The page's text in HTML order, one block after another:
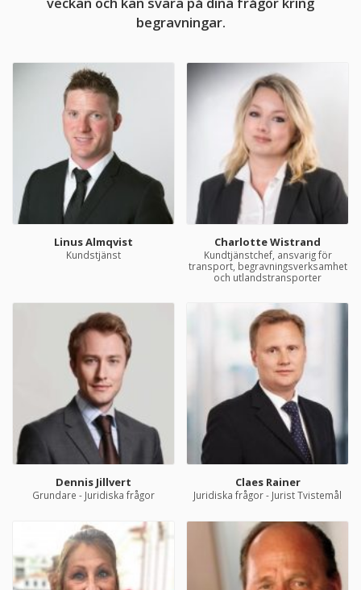
begravningar.
Linus Almqvist
Kundstjänst
Charlotte Wistrand
Kundtjänstchef, ansvarig för
transport, begravningsverksamhet
och utlandstransporter
Dennis Jillvert
Grundare - Juridiska frågor
Claes Rainer
Juridiska frågor - Jurist Tvistemål